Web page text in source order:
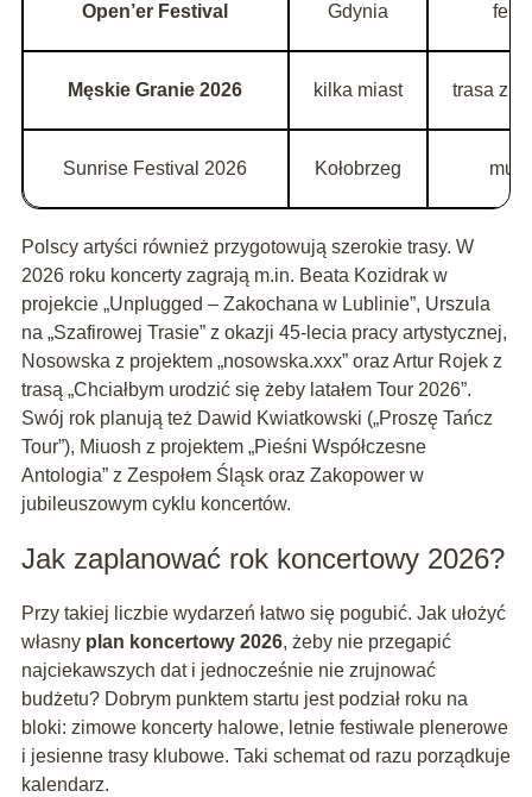
Open’er Festival Gdynia
Męskie Granie 2026 kilka miast trasa z
Sunrise Festival 2026 Kołobrzeg
Polscy artyści również przygotowują szerokie trasy. W
2026 roku koncerty zagrają m.in. Beata Kozidrak w
projekcie „Unplugged – Zakochana w Lublinie”, Urszula
na „Szafirowej Trasie” z okazji 45-lecia pracy artystycznej,
Nosowska z projektem „nosowska.xxx” oraz Artur Rojek z
trasą „Chciałbym urodzić się żeby latałem Tour 2026”.
Swój rok planują też Dawid Kwiatkowski („Proszę Tańcz
Tour”), Miuosh z projektem „Pieśni Współczesne
Antologia” z Zespołem Śląsk oraz Zakopower w
jubileuszowym cyklu koncertów.
Jak zaplanować rok koncertowy 2026?
Przy takiej liczbie wydarzeń łatwo się pogubić. Jak ułożyć
własny plan koncertowy 2026, żeby nie przegapić
najciekawszych dat i jednocześnie nie zrujnować
budżetu? Dobrym punktem startu jest podział roku na
bloki: zimowe koncerty halowe, letnie festiwale plenerowe
i jesienne trasy klubowe. Taki schemat od razu porządkuje
kalendarz.